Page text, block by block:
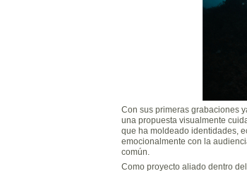
Con sus primeras grabaciones
una propuesta visualmente
que ha moldeado identidades,
emocionalmente con la
común.
Como proyecto aliado dentro